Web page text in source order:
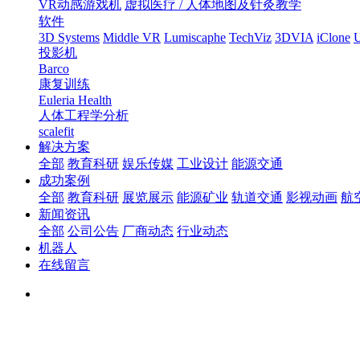
VR动感游戏机 虚拟医疗 / 人体地图及针灸教学
软件
3D Systems Middle VR Lumiscaphe TechViz 3DVIA iClone
投影机
Barco
康复训练
Euleria Health
人体工程学分析
scalefit
解决方案
全部 教育科研 娱乐传媒 工业设计 能源交通
成功案例
全部 教育科研 展览展示 能源矿业 轨道交通 影视动画 航
新闻资讯
全部 公司公告 厂商动态 行业动态
机器人
在线留言